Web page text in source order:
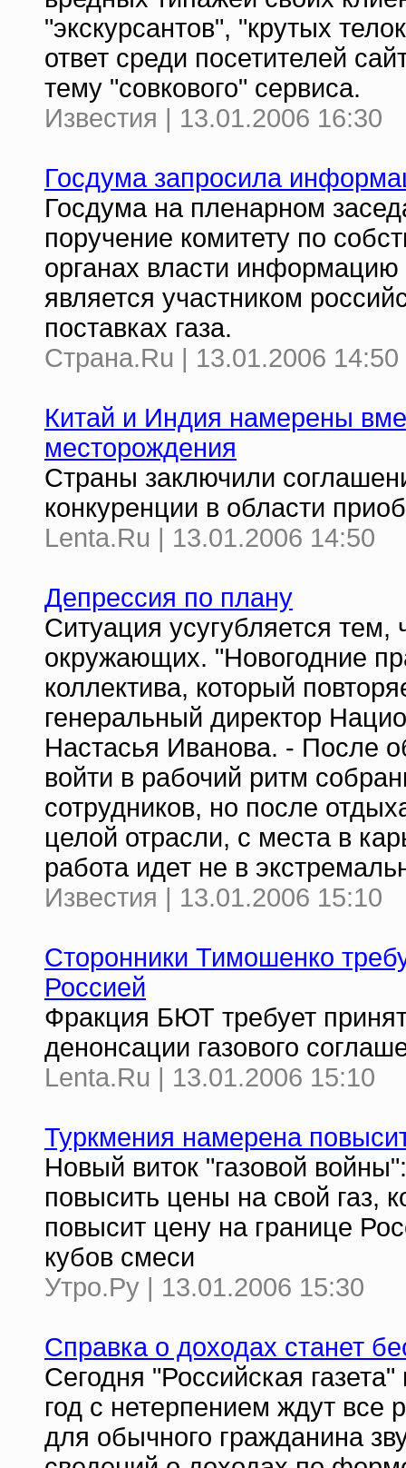
"экскурсантов", "крутых
ответ среди посетителей
тему "совкового" сервиса.
Известия | 13.01.2006 16:30
Госдума запросила
Госдума на пленарном
поручение комитету по
органах власти информацию
является участником
поставках газа.
Страна.Ru | 13.01.2006 14:50
Китай и Индия намерены
месторождения
Страны заключили
конкуренции в области
Lenta.Ru | 13.01.2006 14:50
Депрессия по плану
Cитуация усугубляется
окружающих. "Новогодние
коллектива, который
генеральный директор
Настасья Иванова. - После
войти в рабочий ритм
сотрудников, но после
целой отрасли, с места в
работа идет не в
Известия | 13.01.2006 15:10
Сторонники Тимошенко
Россией
Фракция БЮТ требует
денонсации газового
Lenta.Ru | 13.01.2006 15:10
Туркмения намерена
Новый виток "газовой
повысить цены на свой газ,
повысит цену на границе
кубов смеси
Утро.Ру | 13.01.2006 15:30
Справка о доходах станет
Сегодня "Российская
год с нетерпением ждут все
для обычного гражданина